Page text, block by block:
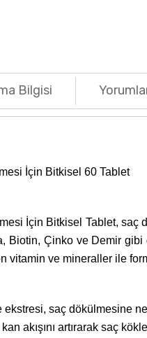
Bilgisi
İçin Bitkisel 60 Tablet
İçin Bitkisel Tablet, saç
Biotin, Çinko ve Demir
vitamin ve mineraller ile
saç dökülmesine
akışını artırarak saç